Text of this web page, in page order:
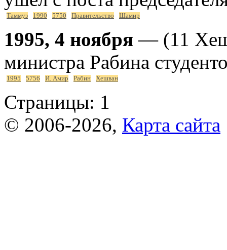
Таммуз 1990 5750 Правительство Шамир
1995, 4 ноября — (11
министра Рабина
1995 5756 И. Амир Рабин Хешван
Страницы: 1
© 2006-2026, Карта сайта